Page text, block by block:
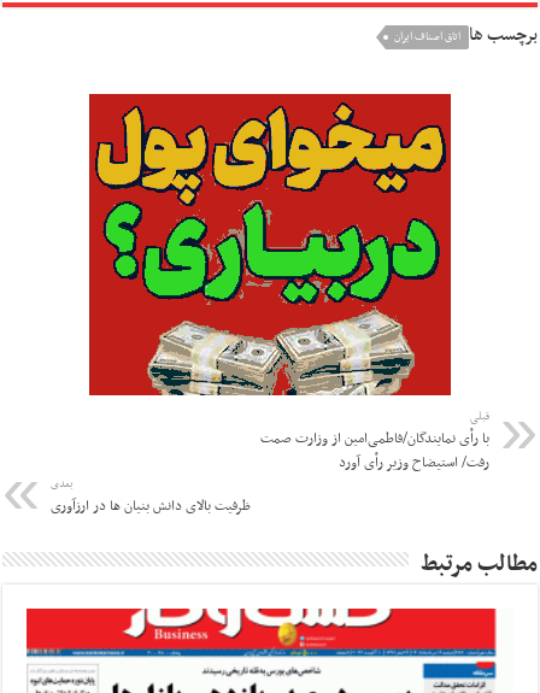
برچسب ها اتاق اصناف ایران
قبلی
با رأی نمایندگان/فاطمی‌‎امین از وزارت صمت
رفت/ استیضاح وزیر رأی آورد
بعدی
ظرفیت بالای دانش بنیان ها در ارزآوری
مطالب مرتبط